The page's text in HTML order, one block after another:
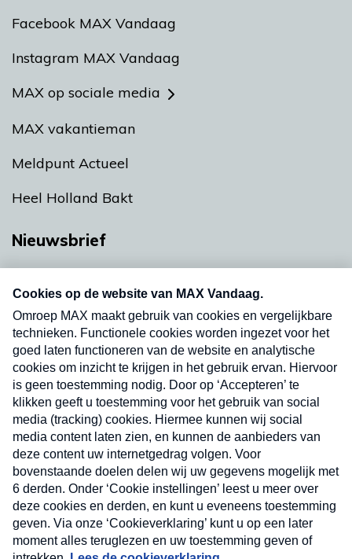
Facebook MAX Vandaag
Instagram MAX Vandaag
MAX op sociale media
MAX vakantieman
Meldpunt Actueel
Heel Holland Bakt
Nieuwsbrief
nieuwsbrief. Elke vrijdag- en dinsdagochtend in
uw mailbox.
Verzend
Nieuwsbrief
Neem hier een gratis abonnement op onze
nieuwsbrief. Elke vrijdag- en dinsdagochtend in uw